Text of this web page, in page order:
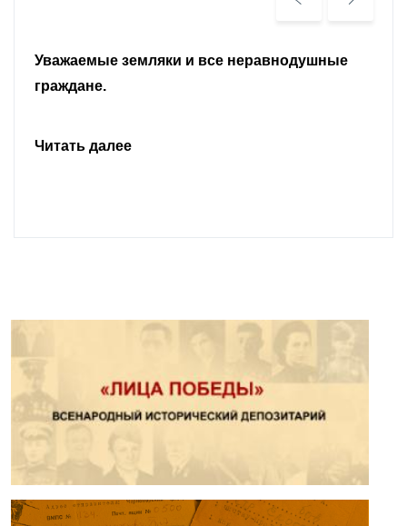
Уважаемые земляки и все неравнодушные
граждане.
Читать далее